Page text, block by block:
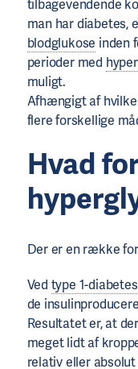
tilbagevendende
man har diabetes,
blodglukose inden
perioder med
muligt.
Afhængigt af
flere forskellige
Hvad
Der er en række
Ved type 1-diabetes
de
Resultatet er, at
meget lidt af
relativ eller